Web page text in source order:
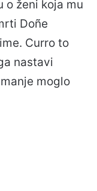
o ženi koja mu
Doñe
Curro to
nastavi
moglo